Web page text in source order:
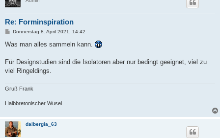
Re: Forminspiration
B
i
a
Donnerstag 8. April 2021, 14:42
Was man alles sammeln kann.
Für Designstudien sind die Isolatoren aber nur bedingt geeignet, viel zu
viel Ringeldings.
Gruß Frank
Halbbretonischer Wusel
dalbergia_63